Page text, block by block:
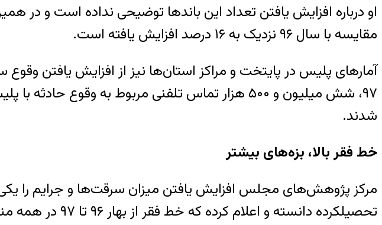
او درباره افزایش یافتن تعداد این باندها توضیحی نداده است و
مقایسه با سال ۹۶ نزدیک به ۱۶ درصد افزایش یافته است.
آمارهای پلیس در پایتخت و مراکز استان‌ها نیز از افزایش یافتن
شدند.
خط فقر بالا، بزه‌های بیشتر
مرکز پژوهش‌های مجلس افزایش یافتن میزان سرقت‌ها و جرایم را یکی
تحصیلکرده دانسته و اعلام کرده که خط فقر از بهار ۹۶ تا ۹۷ در همه مناطق مختلف ایران ۹ تا ۱۱درصد بالا رفته است.